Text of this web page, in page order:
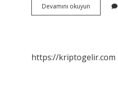
Devamını okuyun
İNgilizce
https://kriptogelir.com